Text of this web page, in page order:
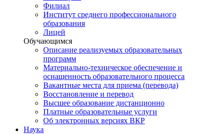
Филиал
Институт среднего профессионального
образования
Лицей
Обучающимся
Описание реализуемых образовательных
программ
Материально-техническое обеспечение и
оснащенность образовательного процесса
Вакантные места для приема (перевода)
Восстановление и перевод
Высшее образование дистанционно
Платные образовательные услуги
Об электронных версиях ВКР
Наука